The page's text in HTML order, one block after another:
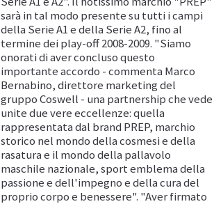
sarà in tal modo presente su tutti i campi
della Serie A1 e della Serie A2, fino al
termine dei play-off 2008-2009. "Siamo
onorati di aver concluso questo
importante accordo - commenta Marco
Bernabino, direttore marketing del
gruppo Coswell - una partnership che vede
unite due vere eccellenze: quella
rappresentata dal brand PREP, marchio
storico nel mondo della cosmesi e della
rasatura e il mondo della pallavolo
maschile nazionale, sport emblema della
passione e dell'impegno e della cura del
proprio corpo e benessere". "Aver firmato